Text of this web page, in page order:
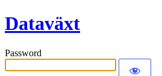
Dataväxt
Password